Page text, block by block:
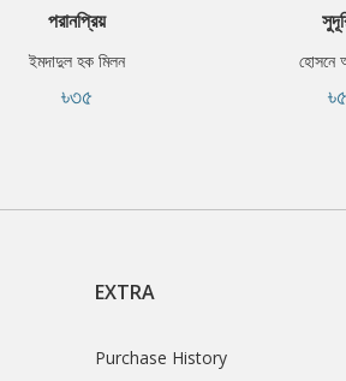
পরানপ্রিয়
ইমদাদুল হক মিলন
৳৩৫
হোসনে
EXTRA
Purchase History